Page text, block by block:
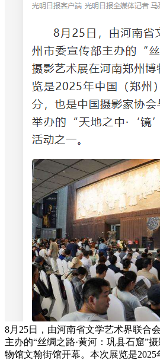
8月25日，由河南省文学艺术界联合
主办的“丝绸之路·黄河：巩县石窟”
物馆文翰街馆开幕。本次展览是